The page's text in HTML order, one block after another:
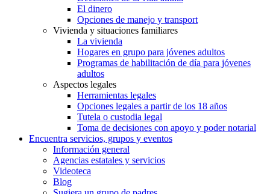
El dinero
Opciones de manejo y transport
Vivienda y situaciones familiares
La vivienda
Hogares en grupo para jóvenes adultos
Programas de habilitación de día para jóvenes
adultos
Aspectos legales
Herramientas legales
Opciones legales a partir de los 18 años
Tutela o custodia legal
Toma de decisiones con apoyo y poder notarial
Encuentra servicios, grupos y eventos
Información general
Agencias estatales y servicios
Videoteca
Blog